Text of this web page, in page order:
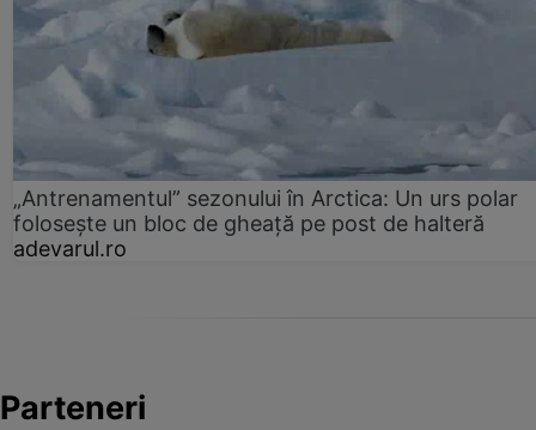
„Antrenamentul” sezonului în Arctica: Un urs polar
folosește un bloc de gheață pe post de halteră
adevarul.ro
Parteneri